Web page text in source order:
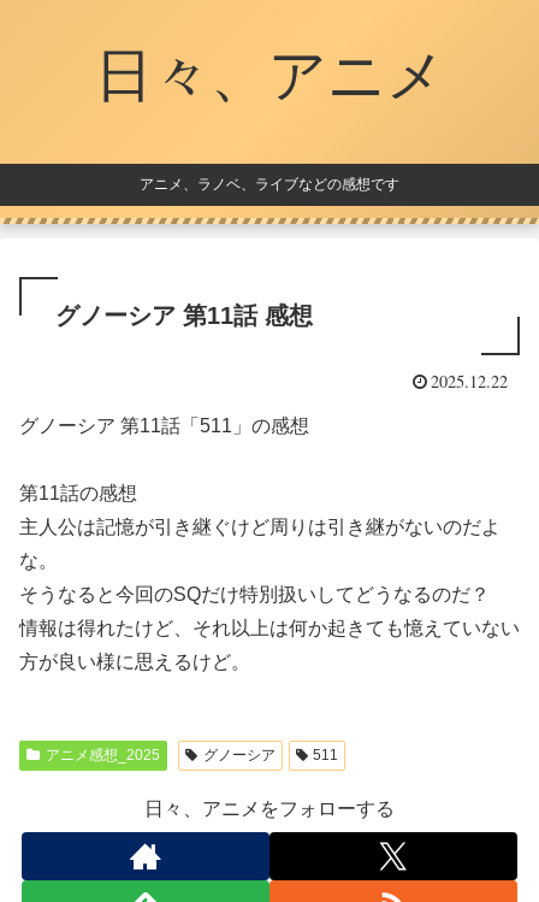
日々、アニメ
アニメ、ラノベ、ライブなどの感想です
グノーシア 第11話 感想
2025.12.22
グノーシア 第11話「511」の感想
第11話の感想
主人公は記憶が引き継ぐけど周りは引き継がないのだよ
な。
そうなると今回のSQだけ特別扱いしてどうなるのだ？
情報は得れたけど、それ以上は何か起きても憶えていない
方が良い様に思えるけど。
アニメ感想_2025 グノーシア 511
日々、アニメをフォローする